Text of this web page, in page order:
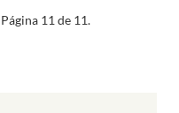
Página 11 de 11.